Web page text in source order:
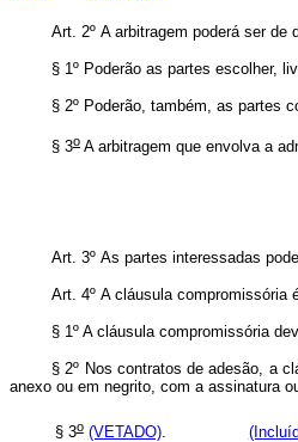
Art. 2º A arbitragem poderá ser de
§ 1º Poderão as partes escolher,
§ 2º Poderão, também, as partes
§ 3o A arbitragem que envolva a
Art. 3º As partes interessadas
Art. 4º A cláusula compromissória
§ 1º A cláusula compromissória
§ 2º Nos contratos de adesão, a
anexo ou em negrito, com a assinatura
§ 3o (VETADO).